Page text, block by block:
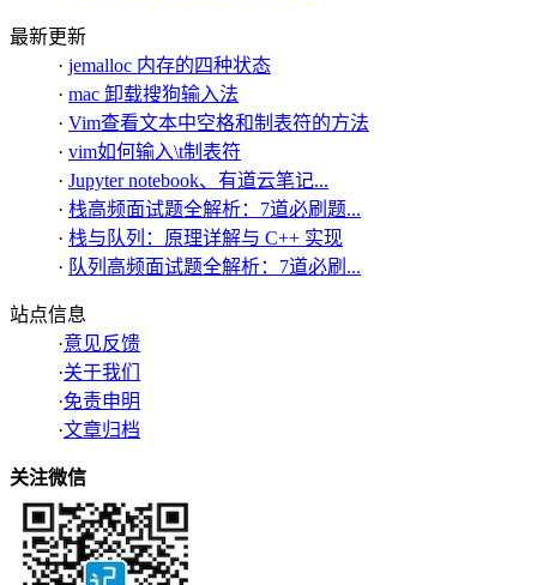
最新更新
· jemalloc 内存的四种状态
· mac 卸载搜狗输入法
· Vim查看文本中空格和制表符的方法
· vim如何输入\t制表符
· Jupyter notebook、有道云笔记...
· 栈高频面试题全解析：7道必刷题...
· 栈与队列：原理详解与 C++ 实现
· 队列高频面试题全解析：7道必刷...
站点信息
·意见反馈
·关于我们
·免责申明
·文章归档
关注微信